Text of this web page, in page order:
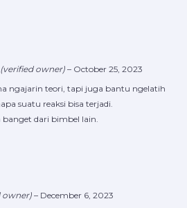
(verified owner) – October 25, 2023
ngajarin teori, tapi juga bantu ngelatih
suatu reaksi bisa terjadi.
dari bimbel lain.
owner)– December 6, 2023